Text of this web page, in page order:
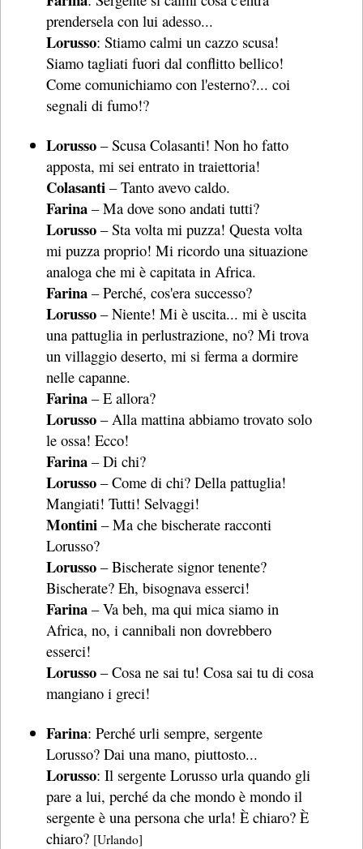
prendersela con lui adesso...
Lorusso: Stiamo calmi un cazzo scusa!
Siamo tagliati fuori dal conflitto bellico!
Come comunichiamo con l'esterno?... coi
segnali di fumo!?
Lorusso – Scusa Colasanti! Non ho fatto
apposta, mi sei entrato in traiettoria!
Colasanti – Tanto avevo caldo.
Farina – Ma dove sono andati tutti?
Lorusso – Sta volta mi puzza! Questa volta
mi puzza proprio! Mi ricordo una situazione
analoga che mi è capitata in Africa.
Farina – Perché, cos'era successo?
Lorusso – Niente! Mi è uscita... mi è uscita
una pattuglia in perlustrazione, no? Mi trova
un villaggio deserto, mi si ferma a dormire
nelle capanne.
Farina – E allora?
Lorusso – Alla mattina abbiamo trovato solo
le ossa! Ecco!
Farina – Di chi?
Lorusso – Come di chi? Della pattuglia!
Mangiati! Tutti! Selvaggi!
Montini – Ma che bischerate racconti
Lorusso?
Lorusso – Bischerate signor tenente?
Bischerate? Eh, bisognava esserci!
Farina – Va beh, ma qui mica siamo in
Africa, no, i cannibali non dovrebbero
esserci!
Lorusso – Cosa ne sai tu! Cosa sai tu di cosa
mangiano i greci!
Farina: Perché urli sempre, sergente
Lorusso? Dai una mano, piuttosto...
Lorusso: Il sergente Lorusso urla quando gli
pare a lui, perché da che mondo è mondo il
sergente è una persona che urla! È chiaro? È
chiaro? [Urlando]